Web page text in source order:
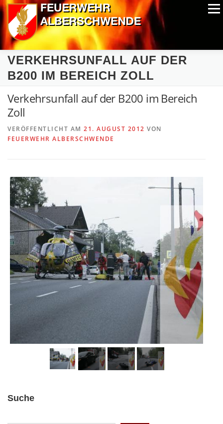
Zum
Inhalt
springen
Menü
ALPIN-NASSWETTBEWERB MITGLIEDER
AUSRÜSTUNG CHRONIK EXTRAS
VERKEHRSUNFALL AUF DER
B200 IM BEREICH ZOLL
Verkehrsunfall auf der B200 im Bereich
Zoll
VERÖFFENTLICHT AM 21. AUGUST 2012 VON
FEUERWEHR ALBERSCHWENDE
Suche